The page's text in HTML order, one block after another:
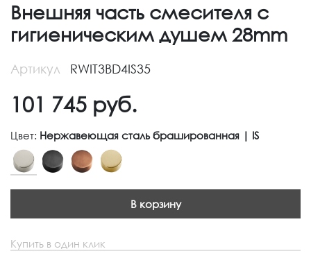
Внешняя часть смесителя с
гигиеническим душем 28mm
Артикул RWIT3BD4IS35
101 745 руб.
Цвет: Нержавеющая сталь брашированная | IS
В корзину
Купить в один клик